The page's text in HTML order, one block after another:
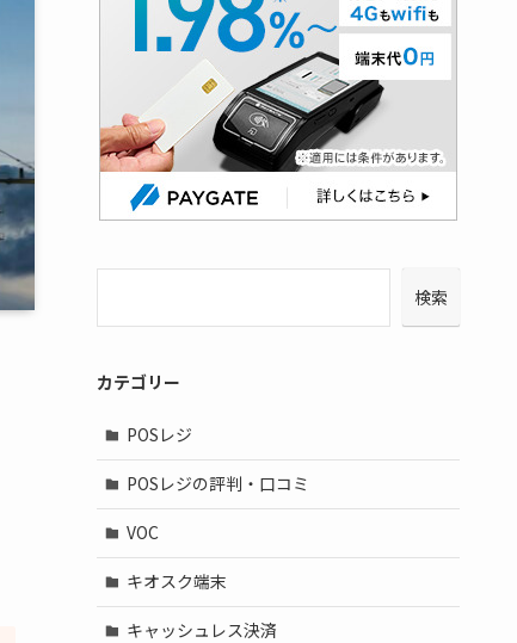
検索
カテゴリー
POSレジ
POSレジの評判・口コミ
VOC
キオスク端末
キャッシュレス決済